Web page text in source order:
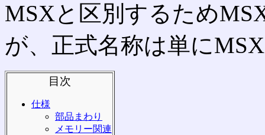
MSXと区別するため
が、正式名称は単に
目次
仕様
部品まわり
メモリー関連